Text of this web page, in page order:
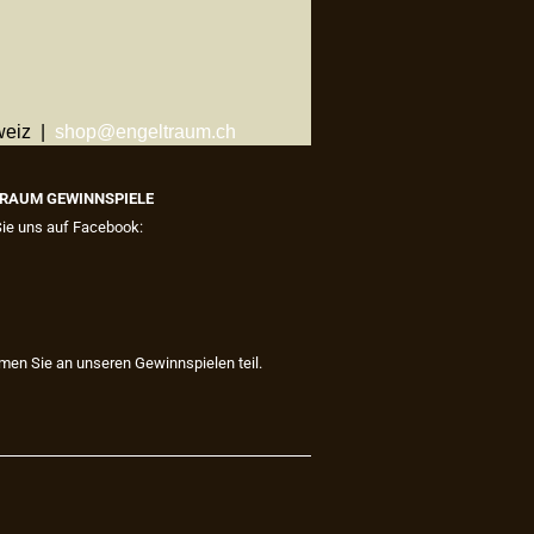
| shop@engeltraum.ch
GEWINNSPIELE
uns auf Facebook:
Sie an unseren Gewinnspielen teil.